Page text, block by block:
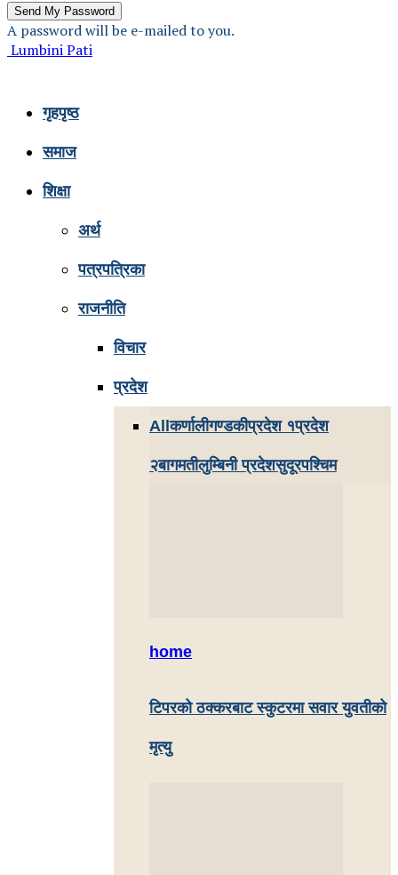
A password will be e-mailed to you.
Lumbini Pati
गृहपृष्ठ
समाज
शिक्षा
अर्थ
पत्रपत्रिका
राजनीति
विचार
प्रदेश
Allकर्णालीगण्डकीप्रदेश १प्रदेश
२बागमतीलुम्बिनी प्रदेशसुदूरपश्चिम
home
टिपरको ठक्करबाट स्कुटरमा सवार युवतीको
मृत्यु